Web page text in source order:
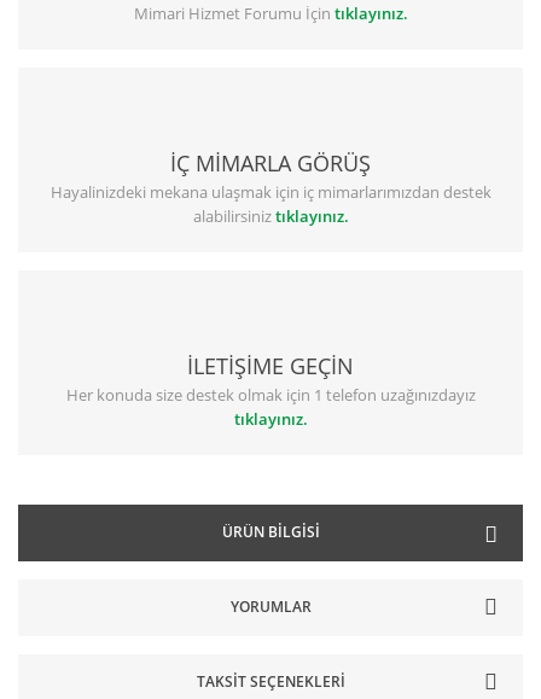
Mimari Hizmet Forumu İçin tıklayınız.
İÇ MİMARLA GÖRÜŞ
Hayalinizdeki mekana ulaşmak için iç mimarlarımızdan destek
alabilirsiniztıklayınız.
İLETİŞİME GEÇİN
Her konuda size destek olmak için 1 telefon uzağınızdayız
tıklayınız.
ÜRÜN BILGISI
YORUMLAR
TAKSIT SEÇENEKLERI